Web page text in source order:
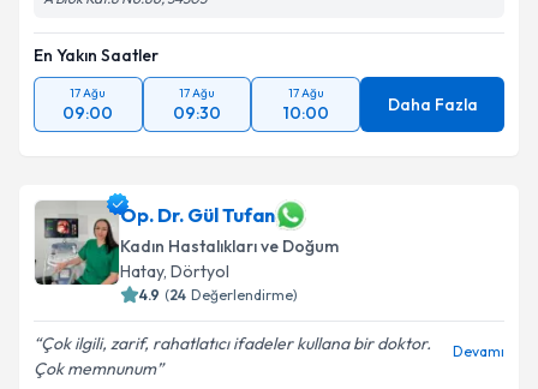
En Yakın Saatler
17 Ağu
09:00
17 Ağu
09:30
17 Ağu
10:00 Daha Fazla
Op. Dr. Gül Tufan
Kadın Hastalıkları ve Doğum
Hatay, Dörtyol
4.9 (24 Değerlendirme)
Çok ilgili, zarif, rahatlatıcı ifadeler kullana bir doktor.
Çok memnunum
Devamı